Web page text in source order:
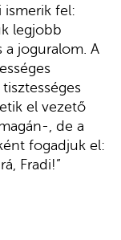
ismerik fel:
legjobb
a joguralom. A
el vezető
, de a
fogadjuk el:
Fradi!”